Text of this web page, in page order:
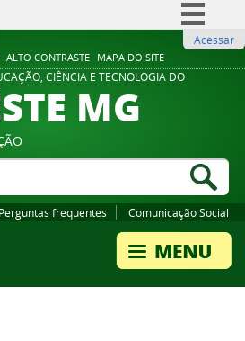
ALTO CONTRASTE MAPA DO SITE
Comunica BR
Participe
Legislação
Acessar
CIÊNCIA E TECNOLOGIA DO
MG
Perguntas frequentes Comunicação Social